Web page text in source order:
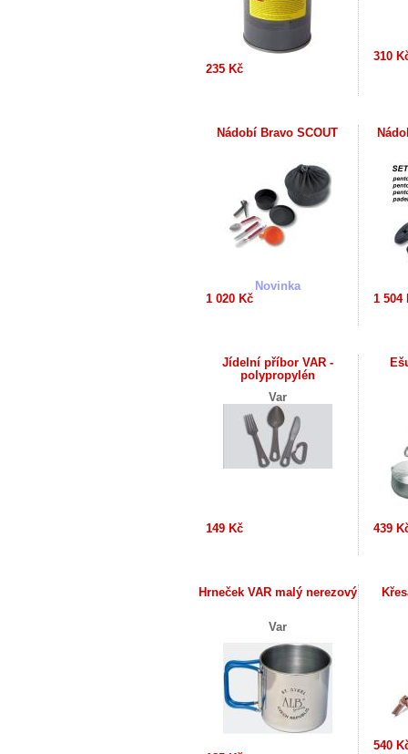
235 Kč
310
Nádobí Bravo SCOUT
Novinka
1 020 Kč
1 504
Jídelní příbor VAR -
polypropylén
Var
149 Kč 439
Hrneček VAR malý nerezový
Var
540